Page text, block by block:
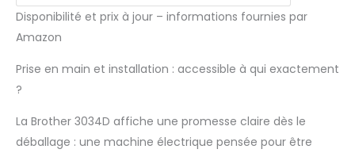
Disponibilité et prix à jour – informations fournies par
Amazon
Prise en main et installation : accessible à qui exactement
?
La Brother 3034D affiche une promesse claire dès le
déballage : une machine électrique pensée pour être